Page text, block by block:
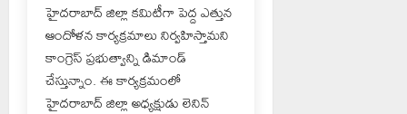
హైదరాబాద్ జిల్లా కమిటీగా పెద్ద ఎత్తున
ఆందోళన కార్యక్రమాలు నిర్వహిస్తామని
కాంగ్రెస్ ప్రభుత్వాన్ని డిమాండ్
చేస్తున్నాం. ఈ కార్యక్రమంలో
హైదరాబాద్ జిల్లా అధ్యక్షుడు లెనిన్